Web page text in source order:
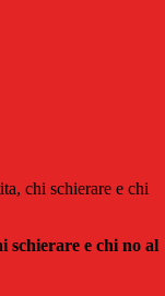
chi schierare e chi
schierare e chi no al